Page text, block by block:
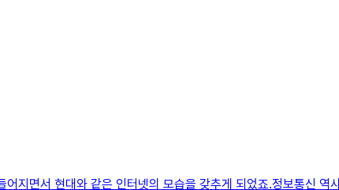
지면서 현대와 같은 인터넷의 모습을 갖추게 되었죠.정보통신